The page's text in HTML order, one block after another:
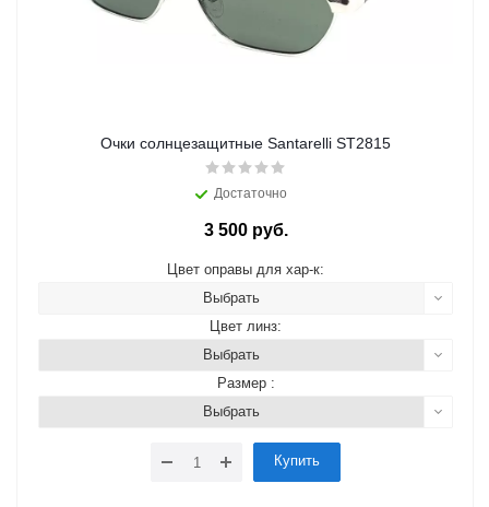
Очки солнцезащитные Santarelli ST2815
Достаточно
3 500 руб.
Цвет оправы для хар-к:
Выбрать
Цвет линз:
Выбрать
Размер :
Выбрать
Купить